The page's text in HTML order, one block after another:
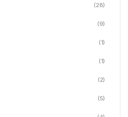
(28)
(9)
(1)
(1)
(2)
(5)